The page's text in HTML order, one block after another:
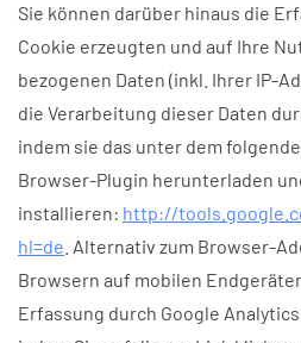
Sie können darüber hinaus die
Cookie erzeugten und auf Ihre
bezogenen Daten (inkl. Ihrer IP-
die Verarbeitung dieser Daten
indem sie das unter dem
Browser-Plugin herunterladen
installieren: http://
hl=de . Alternativ zum Browser-
Browsern auf mobilen
Erfassung durch Google